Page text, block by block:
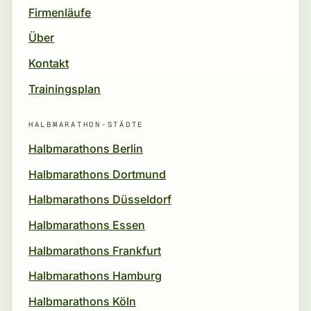
Firmenläufe
Über
Kontakt
Trainingsplan
HALBMARATHON-STÄDTE
Halbmarathons Berlin
Halbmarathons Dortmund
Halbmarathons Düsseldorf
Halbmarathons Essen
Halbmarathons Frankfurt
Halbmarathons Hamburg
Halbmarathons Köln